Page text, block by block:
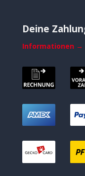
Deine
Informationen →